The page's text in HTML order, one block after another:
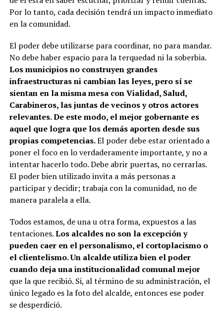
Por lo tanto, cada decisión tendrá un impacto inmediato
en la comunidad.
El poder debe utilizarse para coordinar, no para mandar.
No debe haber espacio para la terquedad ni la soberbia.
Los municipios no construyen grandes
infraestructuras ni cambian las leyes, pero sí se
sientan en la misma mesa con Vialidad, Salud,
Carabineros, las juntas de vecinos y otros actores
relevantes. De este modo, el mejor gobernante es
aquel que logra que los demás aporten desde sus
propias competencias.El poder debe estar orientado a
poner el foco en lo verdaderamente importante, y no a
intentar hacerlo todo. Debe abrir puertas, no cerrarlas.
El poder bien utilizado invita a más personas a
participar y decidir; trabaja con la comunidad, no de
manera paralela a ella.
Todos estamos, de una u otra forma, expuestos a las
tentaciones.Los alcaldes no son la excepción y
pueden caer en el personalismo, el cortoplacismo o
el clientelismo. Un alcalde utiliza bien el poder
cuando deja una institucionalidad comunal mejor
que la que recibió. Si, al término de su administración, el
único legado es la foto del alcalde, entonces ese poder
se desperdició.